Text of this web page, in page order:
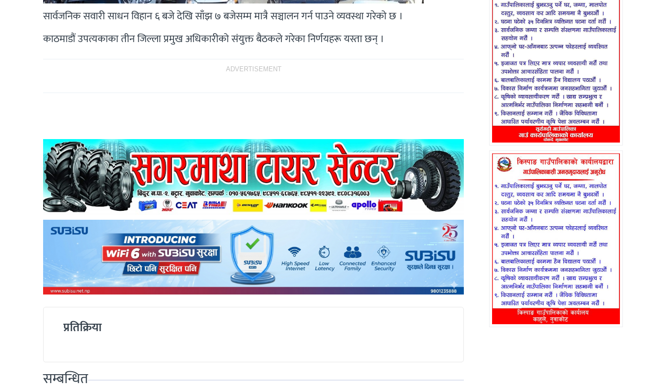
सार्वजनिक सवारी साधन विहान ६ बजे देखि साँझ ७ बजेसम्म मात्रै सञ्चालन गर्न पाउने व्यवस्था गरेको छ ।
काठमाडौं उपत्यकाका तीन जिल्ला प्रमुख अधिकारीको संयुक्त बैठकले गरेका निर्णयहरू यस्ता छन् ।
ADVERTISEMENT
प्रतिक्रिया
सम्बन्धित